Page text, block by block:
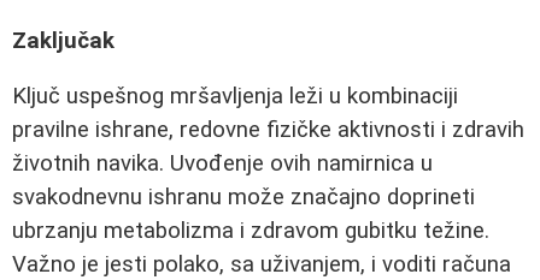
Zaključak
Ključ uspešnog mršavljenja leži u kombinaciji
pravilne ishrane, redovne fizičke aktivnosti i zdravih
životnih navika. Uvođenje ovih namirnica u
svakodnevnu ishranu može značajno doprineti
ubrzanju metabolizma i zdravom gubitku težine.
Važno je jesti polako, sa uživanjem, i voditi računa